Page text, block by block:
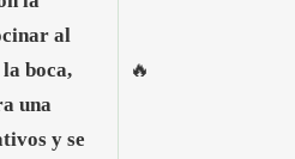
al
boca,
una
y se
🔥